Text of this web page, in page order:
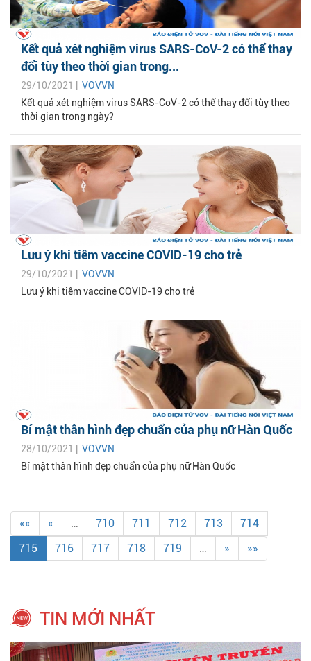
Kết quả xét nghiệm virus SARS-CoV-2 có thể thay
đổi tùy theo thời gian trong...
29/10/2021 | VOVVN
Kết quả xét nghiệm virus SARS-CoV-2 có thể thay đổi tùy theo
thời gian trong ngày?
Lưu ý khi tiêm vaccine COVID-19 cho trẻ
29/10/2021 | VOVVN
Lưu ý khi tiêm vaccine COVID-19 cho trẻ
Bí mật thân hình đẹp chuẩn của phụ nữ Hàn Quốc
28/10/2021 | VOVVN
Bí mật thân hình đẹp chuẩn của phụ nữ Hàn Quốc
«« « … 710 711 712 713
714
715
716 717 718 719 … » »»
TIN MỚI NHẤT